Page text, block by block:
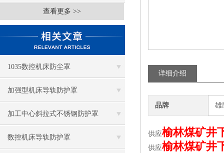
查看更多 >>
1035数控机床防尘罩
加强型机床导轨防护罩
加工中心斜拉式不锈钢防护罩
数控机床导轨防护罩
详细介绍
品牌 雄
供应榆林煤矿井
供应榆林煤矿井